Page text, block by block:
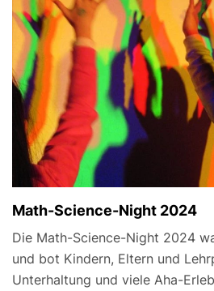
Math-Science-Night 2024
Die Math-Science-Night 2024
und bot Kindern, Eltern und
Unterhaltung und viele Aha-